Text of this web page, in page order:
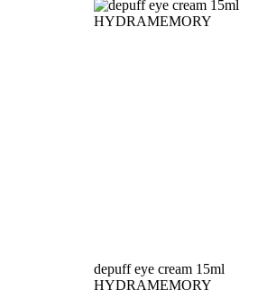
depuff eye cream 15ml
HYDRAMEMORY